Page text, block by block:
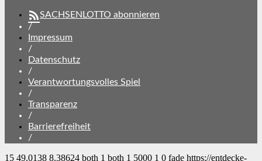
SACHSENLOTTO abonnieren
/
Impressum
/
Datenschutz
/
Verantwortungsvolles Spiel
/
Transparenz
/
Barrierefreiheit
/
15 49.0138 8.38624 both 1 both 1 5000 1 0 fade https://entdecke-